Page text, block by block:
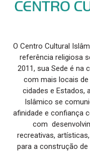
O Centro Cultural
referência religiosa
2011, sua Sede é na
com mais locais
cidades e Estados,
Islâmico se
afinidade e confiança
com
recreativas,
para a construção